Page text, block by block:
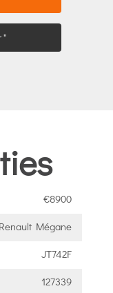
"
€8900
Renault Mégane
JT742F
127339